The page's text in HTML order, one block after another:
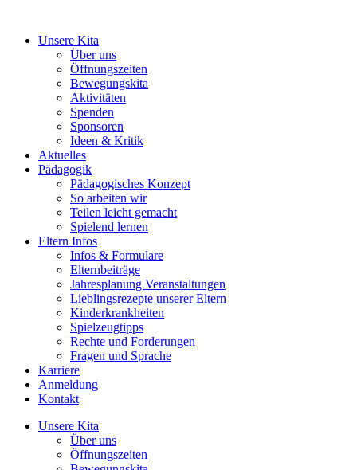
wechselnUnsere Kita
Über uns
Öffnungszeiten
Bewegungskita
Aktivitäten
Spenden
Sponsoren
Ideen & Kritik
Aktuelles
Pädagogik
Pädago­gisches Konzept
So arbeiten wir
Teilen leicht gemacht
Spielend lernen
Eltern Infos
Infos & Formulare
Elternbeiträge
Jahresplanung Veranstaltungen
Lieblingsrezepte unserer Eltern
Kinderkrankheiten
Spielzeugtipps
Rechte und Forderungen
Fragen und Sprache
Karriere
Anmeldung
Kontakt
Unsere Kita
Über uns
Öffnungszeiten